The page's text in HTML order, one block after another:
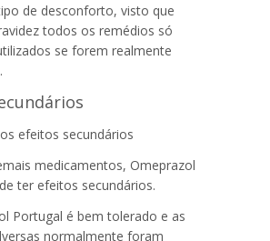
de desconforto, visto que
todos os remédios só
se forem realmente
efeitos secundários
medicamentos, Omeprazol
ter efeitos secundários.
Portugal é bem tolerado e as
normalmente foram